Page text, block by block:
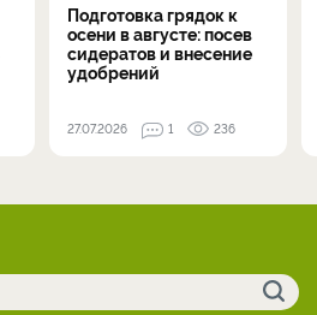
Подготовка грядок к
осени в августе: посев
сидератов и внесение
удобрений
27.07.2026 1 236